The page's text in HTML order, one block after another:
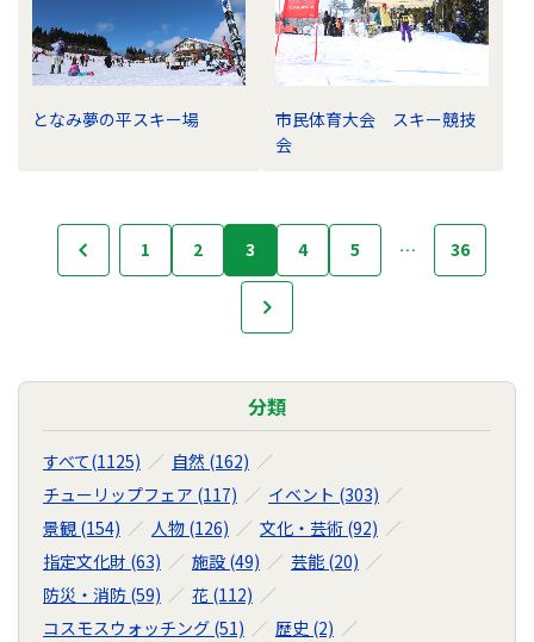
となみ夢の平スキー場
市民体育大会 スキー競技
会
ラ
1 2 3 4 5 … 36
分類
すべて(1125)
自然 (162)
チューリップフェア (117)
イベント (303)
景観 (154)
人物 (126)
文化・芸術 (92)
指定文化財 (63)
施設 (49)
芸能 (20)
防災・消防 (59)
花 (112)
コスモスウォッチング (51)
歴史 (2)